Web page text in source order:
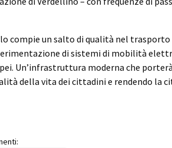
compie un salto di qualità nel
di sistemi di mobilità
Un’infrastruttura moderna che
della vita dei cittadini e rendendo la